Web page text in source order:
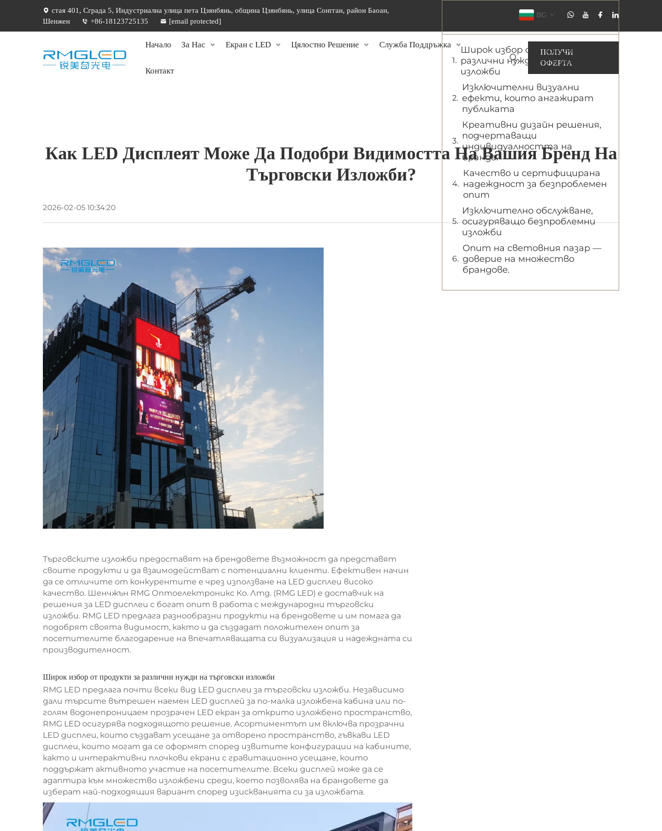
стая 401, Сграда 5, Индустриална улица пета Цзянбянь, община Цзянбянь, улица Сонгган, район Баоан,
Шенжен
+86-18123725135 [email protected]
BG
Начало За Нас Екран с LED Цялостно Решение Служба Поддръжка
Контакт
ПОЛУЧИ
ОФЕРТА
Как LED Дисплеят Може Да Подобри Видимостта На Вашия Бренд На
Търговски Изложби?
2026-02-05 10:34:20
Търговските изложби предоставят на брендовете възможност да представят
своите продукти и да взаимодействат с потенциални клиенти. Ефективен начин
да се отличите от конкурентите е чрез използване на LED дисплеи високо
качество. Шенчжън RMG Оптоелектроникс Ко. Лтд. (RMG LED) е доставчик на
решения за LED дисплеи с богат опит в работа с международни търговски
изложби. RMG LED предлага разнообразни продукти на брендовете и им помага да
подобрят своята видимост, както и да създадат положителен опит за
посетителите благодарение на впечатляващата си визуализация и надеждната си
производителност.
Широк избор от продукти за различни нужди на търговски изложби
RMG LED предлага почти всеки вид LED дисплеи за търговски изложби. Независимо
дали търсите вътрешен наемен LED дисплей за по-малка изложбена кабина или по-
голям водонепроницаем прозрачен LED екран за открито изложбено пространство,
RMG LED осигурява подходящото решение. Асортиментът им включва прозрачни
LED дисплеи, които създават усещане за отворено пространство, гъвкави LED
дисплеи, които могат да се оформят според извитите конфигурации на кабините,
както и интерактивни плочкови екрани с гравитационно усещане, които
поддържат активното участие на посетителите. Всеки дисплей може да се
адаптира към множество изложбени среди, което позволява на брандовете да
изберат най-подходящия вариант според изискванията си за изложбата.
Широк избор от продукти за
различни нужди на търговски
изложби
Изключителни визуални
ефекти, които ангажират
публиката
Креативни дизайн решения,
подчертаващи
индивидуалността на
бранда.
Качество и сертифицирана
надеждност за безпроблемен
опит
Изключително обслужване,
осигуряващо безпроблемни
изложби
Опит на световния пазар —
доверие на множество
брандове.